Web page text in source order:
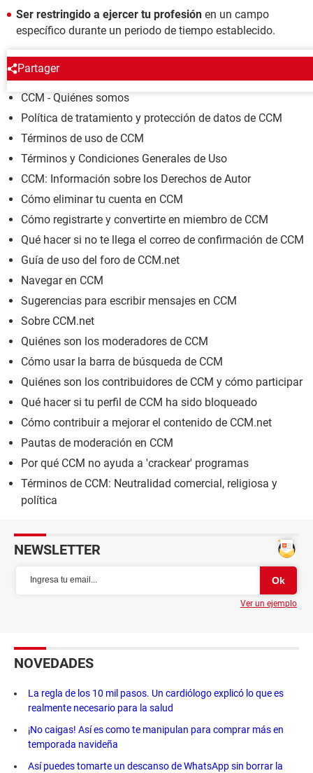
Ser restringido a ejercer tu profesión en un campo
específico durante un periodo de tiempo establecido.
Partager
CCM
CCM - Quiénes somos
Política de tratamiento y protección de datos de CCM
Términos de uso de CCM
Términos y Condiciones Generales de Uso
CCM: Información sobre los Derechos de Autor
Cómo eliminar tu cuenta en CCM
Cómo registrarte y convertirte en miembro de CCM
Qué hacer si no te llega el correo de confirmación de CCM
Guía de uso del foro de CCM.net
Navegar en CCM
Sugerencias para escribir mensajes en CCM
Sobre CCM.net
Quiénes son los moderadores de CCM
Cómo usar la barra de búsqueda de CCM
Quiénes son los contribuidores de CCM y cómo participar
Qué hacer si tu perfil de CCM ha sido bloqueado
Cómo contribuir a mejorar el contenido de CCM.net
Pautas de moderación en CCM
Por qué CCM no ayuda a 'crackear' programas
Términos de CCM: Neutralidad comercial, religiosa y
política
NEWSLETTER
Ver un ejemplo
NOVEDADES
La regla de los 10 mil pasos. Un cardiólogo explicó lo que es
realmente necesario para la salud
¡No caigas! Así es como te manipulan para comprar más en
temporada navideña
Así puedes tomarte un descanso de WhatsApp sin borrar la